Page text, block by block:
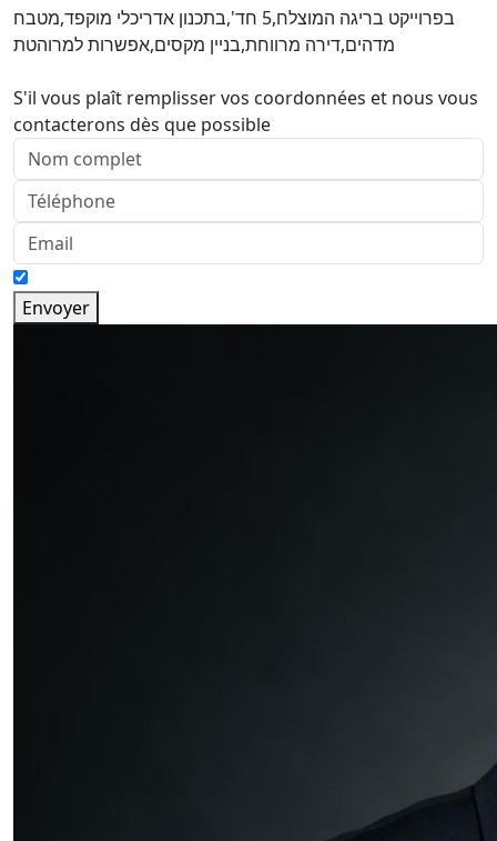
בפרוייקט בריגה המוצלח,5 חד',בתכנון אדריכלי מוקפד,מטבח
מדהים,דירה מרווחת,בניין מקסים,אפשרות למרוהטת
S'il vous plaît remplisser vos coordonnées et nous vous
contacterons dès que possible
Envoyer